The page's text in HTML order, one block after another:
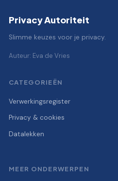
Privacy Autoriteit
Slimme keuzes voor je privacy.
Auteur: Eva de Vries
CATEGORIEËN
Verwerkingsregister
Privacy & cookies
Datalekken
MEER ONDERWERPEN